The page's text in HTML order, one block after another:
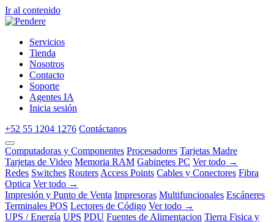
Ir al contenido
Servicios
Tienda
Nosotros
Contacto
Soporte
Agentes IA
Inicia sesión
+52 55 1204 1276 Contáctanos
Computadoras y Componentes Procesadores Tarjetas Madre
Tarjetas de Video Memoria RAM Gabinetes PC Ver todo →
Redes Switches Routers Access Points Cables y Conectores Fibra
Optica Ver todo →
Impresión y Punto de Venta Impresoras Multifuncionales Escáneres
Terminales POS Lectores de Código Ver todo →
UPS / Energía UPS PDU Fuentes de Alimentacion Tierra Fisica y